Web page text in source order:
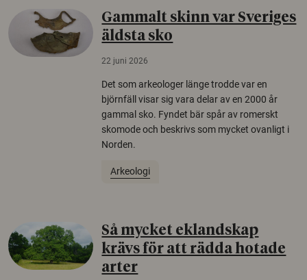
Gammalt skinn var Sveriges
äldsta sko
22 juni 2026
Det som arkeologer länge trodde var en
björnfäll visar sig vara delar av en 2000 år
gammal sko. Fyndet bär spår av romerskt
skomode och beskrivs som mycket ovanligt i
Norden.
Arkeologi
Så mycket eklandskap
krävs för att rädda hotade
arter